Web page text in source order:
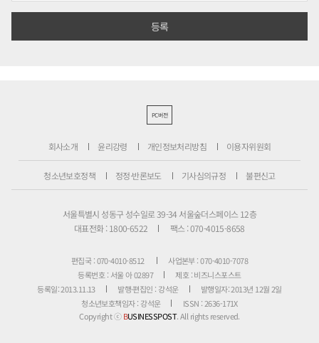
PC버전
회사소개 윤리강령 개인정보처리방침 이용자위원회
청소년보호정책 정정·반론보도 기사심의규정 불편신고
서울특별시 성동구 성수일로 39-34 서울숲더스페이스 12층
대표전화 : 1800-6522
팩스 : 070-4015-8658
편집국 : 070-4010-8512
사업본부 : 070-4010-7078
등록번호 : 서울 아 02897
제호 : 비즈니스포스트
등록일: 2013.11.13
발행·편집인 : 강석운
발행일자: 2013년 12월 2일
청소년보호책임자 : 강석운
ISSN : 2636-171X
Copyright ⓒBUSINESSPOST. All rights reserved.